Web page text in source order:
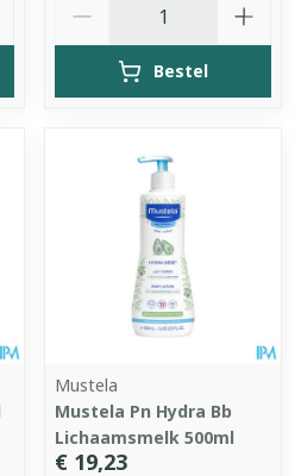
Bestel
Mustela
Mustela Pn Hydra Bb
Lichaamsmelk 500ml
€ 19,23